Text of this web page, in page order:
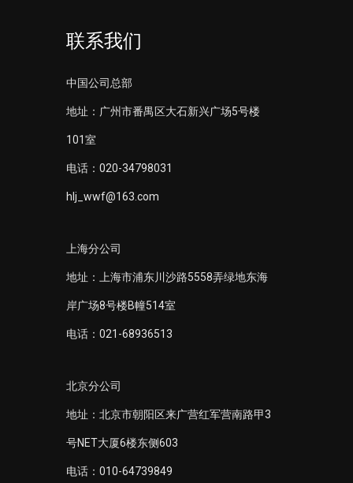
联系我们
中国公司总部
地址：广州市番禺区大石新兴广场5号楼
101室
电话：020-34798031
hlj_wwf@163.com
上海分公司
地址：上海市浦东川沙路5558弄绿地东海
岸广场8号楼B幢514室
电话：021-68936513
北京分公司
地址：北京市朝阳区来广营红军营南路甲3
号NET大厦6楼东侧603
电话：010-64739849